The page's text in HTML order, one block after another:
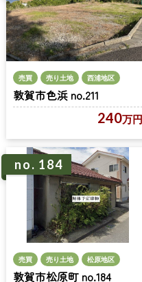
売買 売り土地 西浦地区
敦賀市色浜 no.211
240万円
no. 184
売買 売り土地 松原地区
敦賀市松原町 no.184